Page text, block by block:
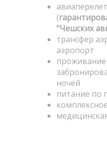
(
“Чешских
трансфер
аэропорт
ночей
питание по